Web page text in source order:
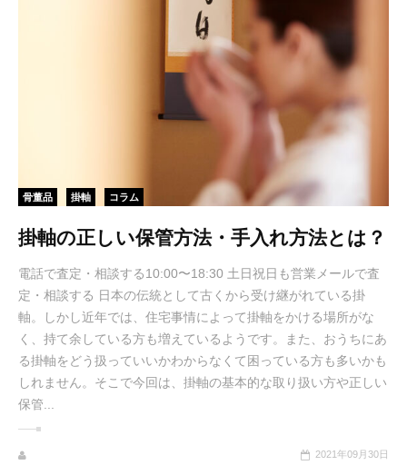
骨董品 掛軸 コラム
掛軸の正しい保管方法・手入れ方法とは？
電話で査定・相談する10:00〜18:30 土日祝日も営業メールで査
定・相談する 日本の伝統として古くから受け継がれている掛
軸。しかし近年では、住宅事情によって掛軸をかける場所がな
く、持て余している方も増えているようです。また、おうちにあ
る掛軸をどう扱っていいかわからなくて困っている方も多いかも
しれません。そこで今回は、掛軸の基本的な取り扱い方や正しい
保管...
2021年09月30日